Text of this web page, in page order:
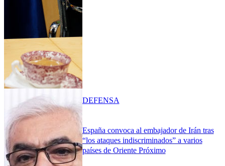
España convoca al embajador de Irán tras
“los ataques indiscriminados” a varios
países de Oriente Próximo
DEFENSA